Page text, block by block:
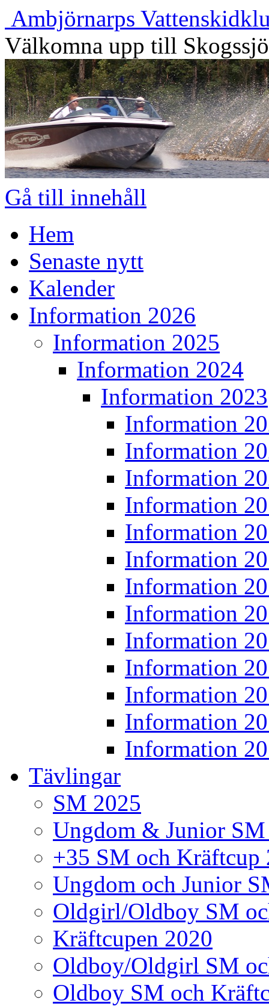
Ambjörnarps
Välkomna upp till
Gå till innehåll
Hem
Senaste nytt
Kalender
Information 2026
Information 2025
Information 2024
Information 2023
Information
Information
Information
Information
Information
Information
Information
Information
Information
Information
Information
Information
Information
Tävlingar
SM 2025
Ungdom & Junior
+35 SM och Kräftcup
Ungdom och Junior
Oldgirl/Oldboy SM
Kräftcupen 2020
Oldboy/Oldgirl SM
Oldboy SM och